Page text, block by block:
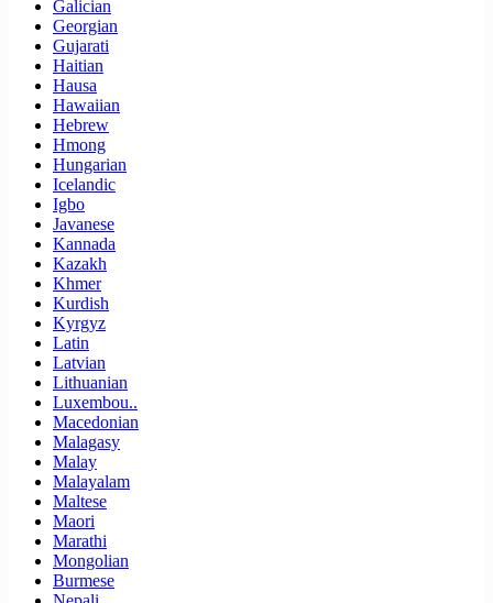
Galician
Georgian
Gujarati
Haitian
Hausa
Hawaiian
Hebrew
Hmong
Hungarian
Icelandic
Igbo
Javanese
Kannada
Kazakh
Khmer
Kurdish
Kyrgyz
Latin
Latvian
Lithuanian
Luxembou..
Macedonian
Malagasy
Malay
Malayalam
Maltese
Maori
Marathi
Mongolian
Burmese